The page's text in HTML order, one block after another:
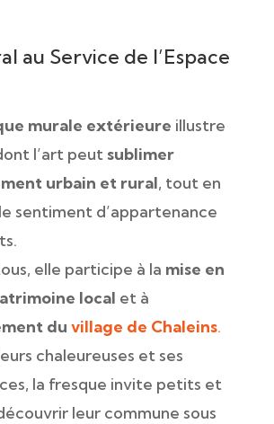
au Service de l’Espace
murale extérieure illustre
l’art peut sublimer
urbain et rural, tout en
sentiment d’appartenance
elle participe à la mise en
local et à
du village de Chaleins.
chaleureuses et ses
la fresque invite petits et
leur commune sous